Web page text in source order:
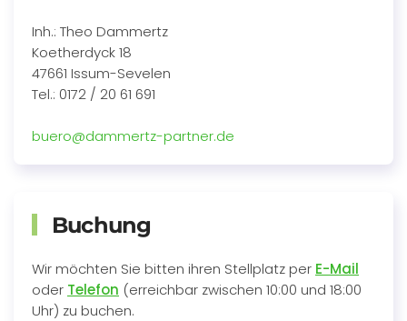
Inh.: Theo Dammertz
Koetherdyck 18
47661 Issum-Sevelen
Tel.: 0172 / 20 61 691
buero@dammertz-partner.de
Buchung
Wir möchten Sie bitten ihren Stellplatz per E-Mail
oder Telefon (erreichbar zwischen 10:00 und 18:00
Uhr) zu buchen.